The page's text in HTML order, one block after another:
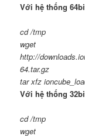
Với hệ thống
cd /tmp
wget
http://
64.tar.gz
tar xfz
Với hệ thống
cd /tmp
wget